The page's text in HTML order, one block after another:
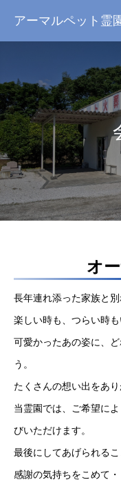
アーマルペット霊
オ
長年連れ添った家族と
楽しい時も、つらい時
可愛かったあの姿に、
う。
たくさんの想い出をあり
当霊園では、ご希望に
びいただけます。
最後にしてあげられるこ
感謝の気持ちをこめて・